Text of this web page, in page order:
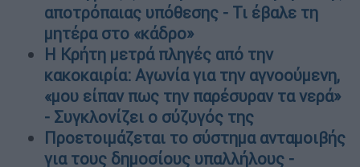
αποτρόπαιας υπόθεσης - Τι έβαλε τη
μητέρα στο «κάδρο»
Η Κρήτη μετρά πληγές από την
κακοκαιρία: Αγωνία για την αγνοούμενη,
«μου είπαν πως την παρέσυραν τα νερά»
- Συγκλονίζει ο σύζυγός της
Προετοιμάζεται το σύστημα ανταμοιβής
για τους δημοσίους υπαλλήλους -